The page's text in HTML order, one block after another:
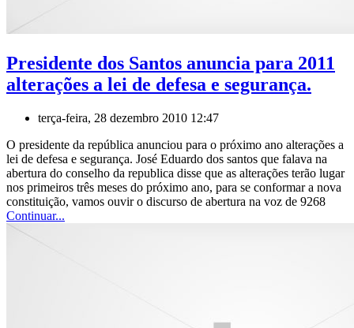
Presidente dos Santos anuncia para 2011
alterações a lei de defesa e segurança.
terça-feira, 28 dezembro 2010 12:47
O presidente da república anunciou para o próximo ano alterações a
lei de defesa e segurança. José Eduardo dos santos que falava na
abertura do conselho da republica disse que as alterações terão lugar
nos primeiros três meses do próximo ano, para se conformar a nova
constituição, vamos ouvir o discurso de abertura na voz de 9268
Continuar...